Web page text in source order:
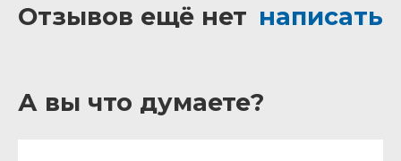
Отзывов ещё нет написать
А вы что думаете?